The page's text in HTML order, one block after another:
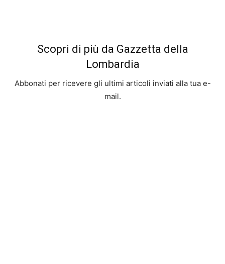
Scopri di più da Gazzetta della
Lombardia
Abbonati per ricevere gli ultimi articoli inviati alla tua e-
mail.